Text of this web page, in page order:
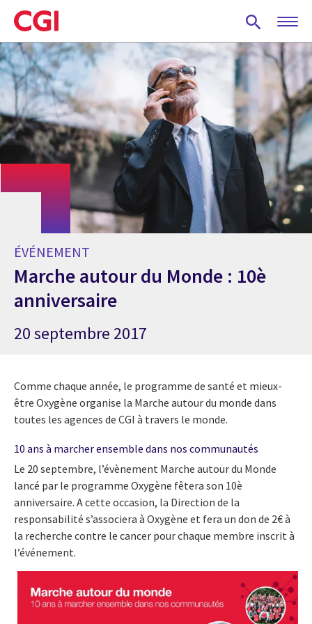
Skip
to
main
content
ÉVÉNEMENT
Marche autour du Monde : 10è
anniversaire
20 septembre 2017
Comme chaque année, le programme de santé et mieux-
être Oxygène organise la Marche autour du monde dans
toutes les agences de CGI à travers le monde.
10 ans à marcher ensemble dans nos communautés
Le 20 septembre, l’évènement Marche autour du Monde
lancé par le programme Oxygène fêtera son 10è
anniversaire. A cette occasion, la Direction de la
responsabilité s’associera à Oxygène et fera un don de 2€ à
la recherche contre le cancer pour chaque membre inscrit à
l’événement.